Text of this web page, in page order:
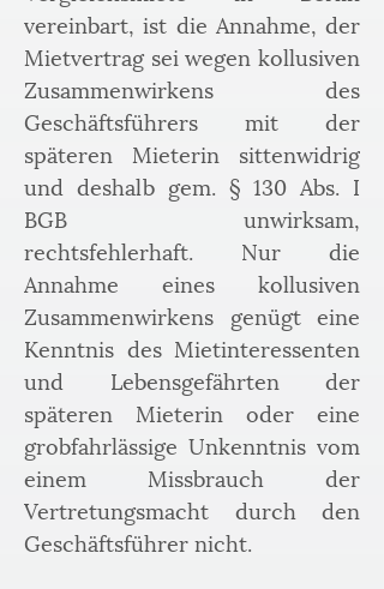
vereinbart, ist die Annahme, der
Mietvertrag sei wegen kollusiven
Zusammenwirkens des
Geschäftsführers mit der
späteren Mieterin sittenwidrig
und deshalb gem. § 130 Abs. I
BGB unwirksam,
rechtsfehlerhaft. Nur die
Annahme eines kollusiven
Zusammenwirkens genügt eine
Kenntnis des Mietinteressenten
und Lebensgefährten der
späteren Mieterin oder eine
grobfahrlässige Unkenntnis vom
einem Missbrauch der
Vertretungsmacht durch den
Geschäftsführer nicht.